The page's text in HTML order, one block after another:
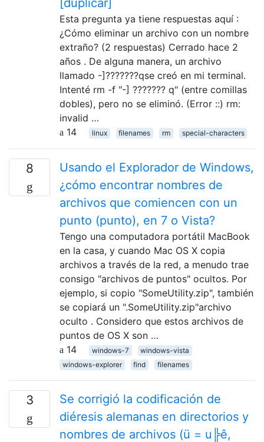
[duplicar]
Esta pregunta ya tiene respuestas aquí :
¿Cómo eliminar un archivo con un nombre
extraño? (2 respuestas) Cerrado hace 2
años . De alguna manera, un archivo
llamado -]???????qse creó en mi terminal.
Intenté rm -f "-] ??????? q" (entre comillas
dobles), pero no se eliminó. (Error ::) rm:
invalid …
14
linux filenames rm special-characters
8
Usando el Explorador de Windows,
¿cómo encontrar nombres de
archivos que comiencen con un
punto (punto), en 7 o Vista?
Tengo una computadora portátil MacBook
en la casa, y cuando Mac OS X copia
archivos a través de la red, a menudo trae
consigo "archivos de puntos" ocultos. Por
ejemplo, si copio "SomeUtility.zip", también
se copiará un ".SomeUtility.zip"archivo
oculto . Considero que estos archivos de
puntos de OS X son …
14
windows-7
windows-vista
windows-explorer
find filenames
3
Se corrigió la codificación de
diéresis alemanas en directorios y
nombres de archivos (ü = u╠ê,